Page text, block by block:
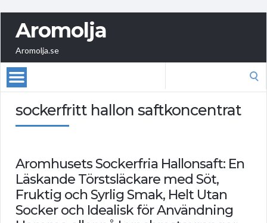
Aromolja
Aromolja.se
sockerfritt hallon saftkoncentrat
Aromhusets Sockerfria Hallonsaft: En
Läskande Törstsläckare med Söt,
Fruktig och Syrlig Smak, Helt Utan
Socker och Idealisk för Användning